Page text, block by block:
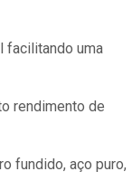
facilitando uma
rendimento de
fundido, aço puro,